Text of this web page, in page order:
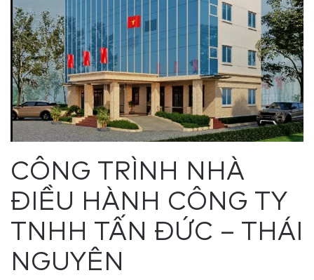
CÔNG TRÌNH NHÀ
ĐIỀU HÀNH CÔNG TY
TNHH TẤN ĐỨC – THÁI
NGUYÊN